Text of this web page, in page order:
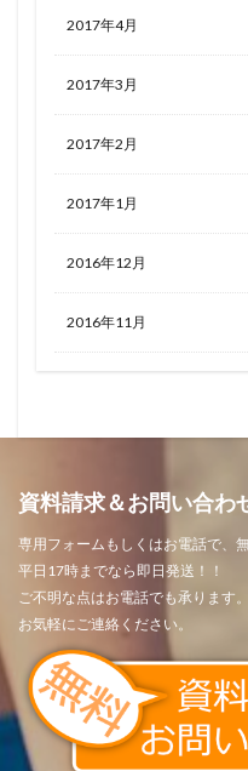
2017年4月
2017年3月
2017年2月
2017年1月
2016年12月
2016年11月
資料請求＆お問い合わ
専用フォームもしくはお電話で、
平日17時までなら即日発送！！
ご不明な点はお電話でも承ります。
お気軽にご連絡ください。